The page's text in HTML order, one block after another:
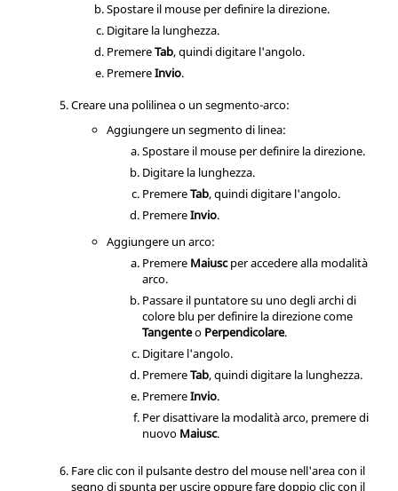
Spostare il mouse per definire la direzione.
Digitare la lunghezza.
PremereTab, quindi digitare l'angolo.
PremereInvio.
Creare una polilinea o un segmento-arco:
Aggiungere un segmento di linea:
Spostare il mouse per definire la direzione.
Digitare la lunghezza.
PremereTab, quindi digitare l'angolo.
PremereInvio.
Aggiungere un arco:
Premere Maiuscper accedere alla modalità
arco.
Passare il puntatore su uno degli archi di
colore blu per definire la direzione come
Tangenteo Perpendicolare.
Digitare l'angolo.
PremereTab, quindi digitare la lunghezza.
PremereInvio.
Per disattivare la modalità arco, premere di
nuovo Maiusc.
Fare clic con il pulsante destro del mouse nell'area con il
segno di spunta per uscire oppure fare doppio clic con il